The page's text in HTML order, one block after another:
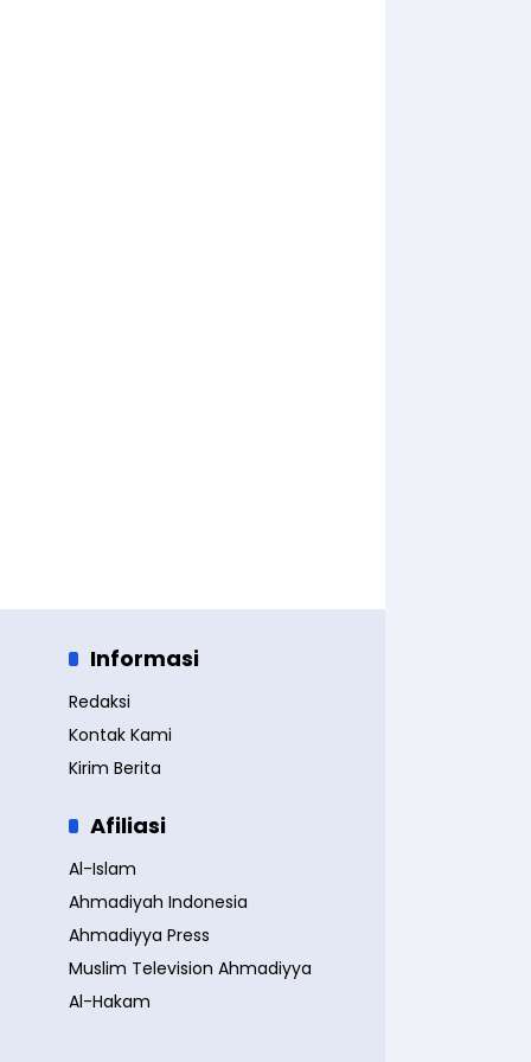
Informasi
Redaksi
Kontak Kami
Kirim Berita
Afiliasi
Al-Islam
Ahmadiyah Indonesia
Ahmadiyya Press
Muslim Television Ahmadiyya
Al-Hakam